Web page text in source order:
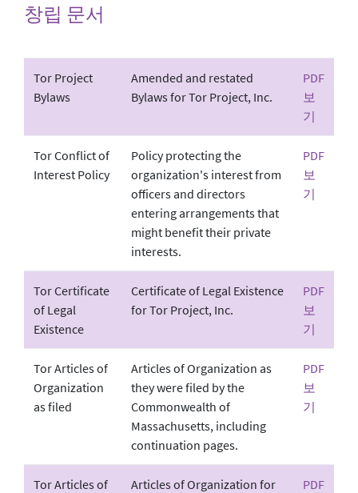
창립 문서
Tor Project
Bylaws
Amended and restated
Bylaws for Tor Project, Inc.
PDF
보
기
Tor Conflict of
Interest Policy
Policy protecting the
organization's interest from
officers and directors
entering arrangements that
might benefit their private
interests.
PDF
보
기
Tor Certificate
of Legal
Existence
Certificate of Legal Existence
for Tor Project, Inc.
PDF
보
기
Tor Articles of
Organization
as filed
Articles of Organization as
they were filed by the
Commonwealth of
Massachusetts, including
continuation pages.
PDF
보
기
Tor Articles of
Articles of Organization for
PDF